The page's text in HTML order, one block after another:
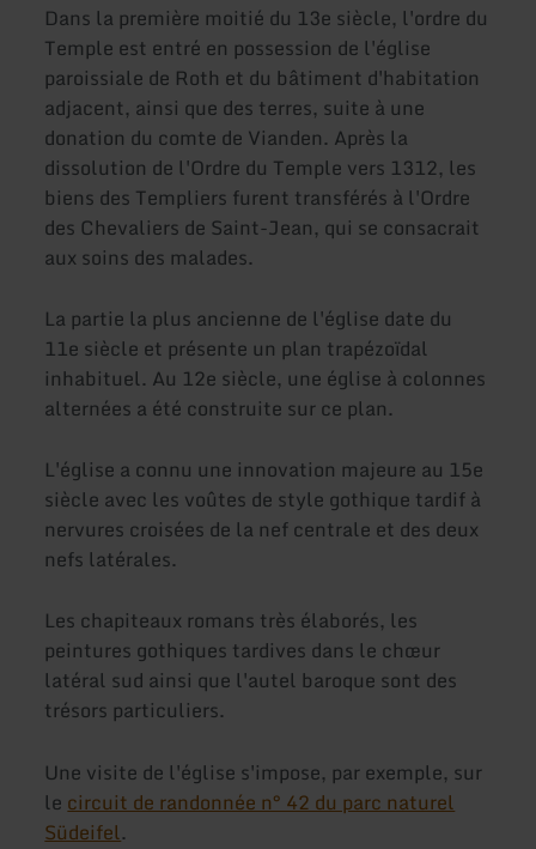
Dans la première moitié du 13e siècle, l'ordre du
Temple est entré en possession de l'église
paroissiale de Roth et du bâtiment d'habitation
adjacent, ainsi que des terres, suite à une
donation du comte de Vianden. Après la
dissolution de l'Ordre du Temple vers 1312, les
biens des Templiers furent transférés à l'Ordre
des Chevaliers de Saint-Jean, qui se consacrait
aux soins des malades.
La partie la plus ancienne de l'église date du
11e siècle et présente un plan trapézoïdal
inhabituel. Au 12e siècle, une église à colonnes
alternées a été construite sur ce plan.
L'église a connu une innovation majeure au 15e
siècle avec les voûtes de style gothique tardif à
nervures croisées de la nef centrale et des deux
nefs latérales.
Les chapiteaux romans très élaborés, les
peintures gothiques tardives dans le chœur
latéral sud ainsi que l'autel baroque sont des
trésors particuliers.
Une visite de l'église s'impose, par exemple, sur
le circuit de randonnée n° 42 du parc naturel
Südeifel.